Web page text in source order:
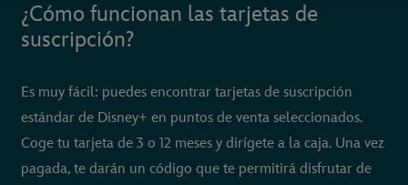
¿Cómo funcionan las tarjetas de
suscripción?
Es muy fácil: puedes encontrar tarjetas de suscripción
estándar de Disney+ en puntos de venta seleccionados.
Coge tu tarjeta de 3 o 12 meses y dirígete a la caja. Una vez
pagada, te darán un código que te permitirá disfrutar de